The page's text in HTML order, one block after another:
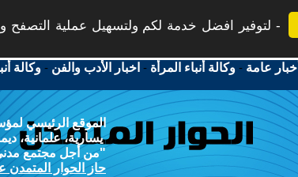
لتوفير افضل خدمة لكم ولتسهيل عملية التصفح
أخبار عامة -وكالة أنباء المرأة - اخبار الأدب والفن -وكالة
الموقع الرئيسي
يسارية، علمانية،
"من أجل مجتمع مدني
حاز الحوار المتمدن